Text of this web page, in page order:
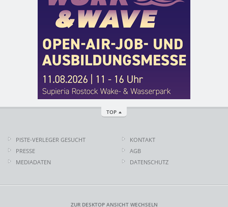
TOP
PISTE-VERLEGER GESUCHT
PRESSE
MEDIADATEN
KONTAKT
AGB
DATENSCHUTZ
ZUR DESKTOP ANSICHT WECHSELN